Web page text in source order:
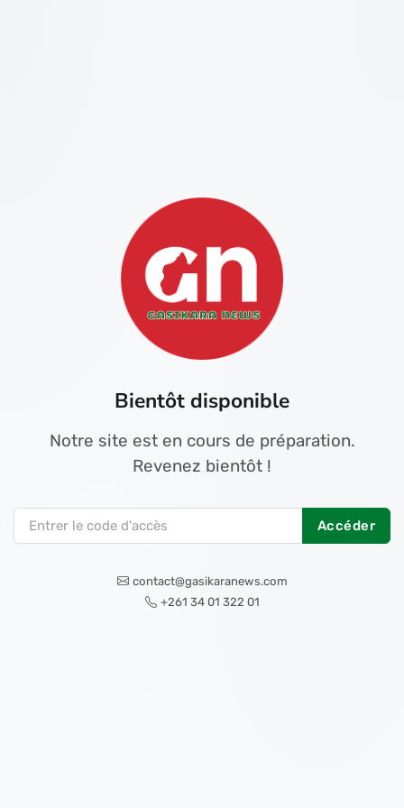
Bientôt disponible
Notre site est en cours de préparation.
Revenez bientôt !
Accéder
contact@gasikaranews.com
+261 34 01 322 01